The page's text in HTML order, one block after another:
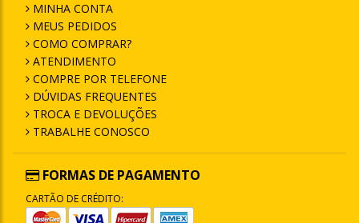
MINHA CONTA
MEUS PEDIDOS
COMO COMPRAR?
ATENDIMENTO
COMPRE POR TELEFONE
DÚVIDAS FREQUENTES
TROCA E DEVOLUÇÕES
TRABALHE CONOSCO
FORMAS DE PAGAMENTO
CARTÃO DE CRÉDITO: